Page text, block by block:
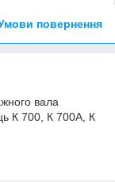
повернення
вала
К 700, К 700А, К